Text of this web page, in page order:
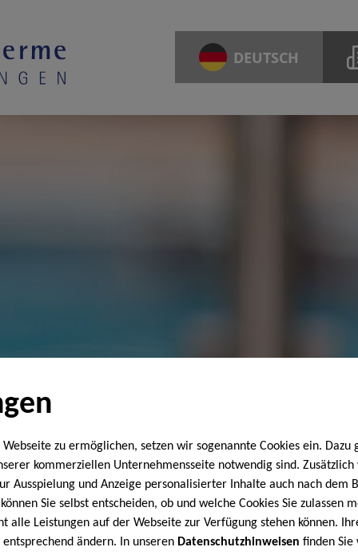
zu ermöglichen, setzen wir sogenannte Cookies ein.
kommerziellen Unternehmensseite notwendig sind.
Ausspielung und Anzeige personalisierter Inhalte auch nach dem
Sie selbst entscheiden, ob und welche Cookies Sie zulassen
Leistungen auf der Webseite zur Verfügung stehen können.
ändern. In unseren Datenschutzhinweisen finden
DEUTSCH